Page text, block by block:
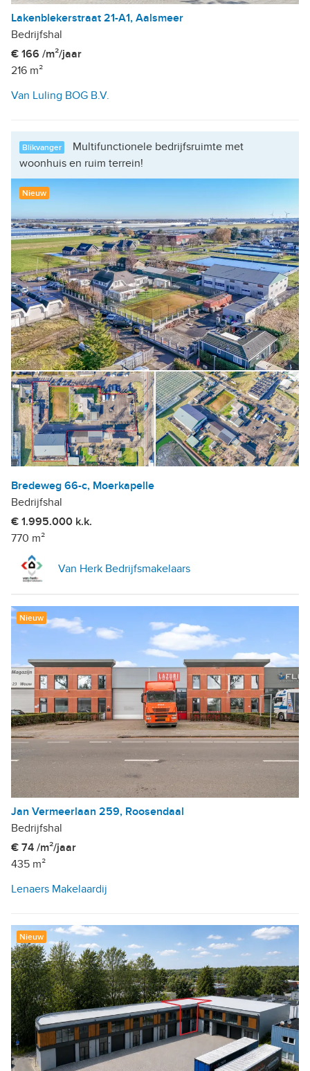
Lakenblekerstraat 21-A1, Aalsmeer
Bedrijfshal
€ 166 /m²/jaar
216 m²
Van Luling BOG B.V.
Blikvanger
Multifunctionele bedrijfsruimte met
woonhuis en ruim terrein!
Nieuw
Bredeweg 66-c, Moerkapelle
Bedrijfshal
€ 1.995.000 k.k.
770 m²
Van Herk Bedrijfsmakelaars
Nieuw
Jan Vermeerlaan 259, Roosendaal
Bedrijfshal
€ 74 /m²/jaar
435 m²
Lenaers Makelaardij
Nieuw